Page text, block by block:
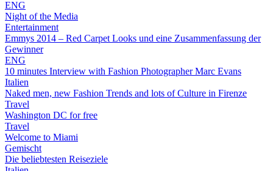
ENG
Night of the Media
Entertainment
Emmys 2014 – Red Carpet Looks und eine Zusammenfassung der
Gewinner
ENG
10 minutes Interview with Fashion Photographer Marc Evans
Italien
Naked men, new Fashion Trends and lots of Culture in Firenze
Travel
Washington DC for free
Travel
Welcome to Miami
Gemischt
Die beliebtesten Reiseziele